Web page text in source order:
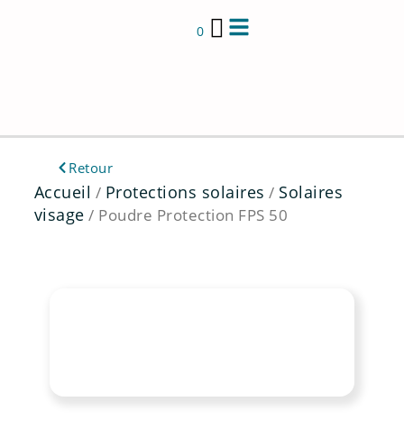
0
Retour
Accueil / Protections solaires / Solaires
visage / Poudre Protection FPS 50